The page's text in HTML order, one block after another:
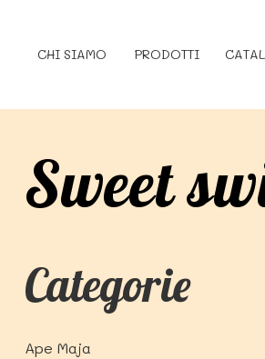
CHI SIAMO PRODOTTI
Sweet
Categorie
Ape Maja